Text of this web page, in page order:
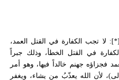
لا تجب الكفارة في القتل العمد،
في القتل الخطأ، وذلك جبراً
فجزاؤه جهنم خالداً فيها، وهو أمر
لأن الله يعذّبُ من يشاء، ويغفر